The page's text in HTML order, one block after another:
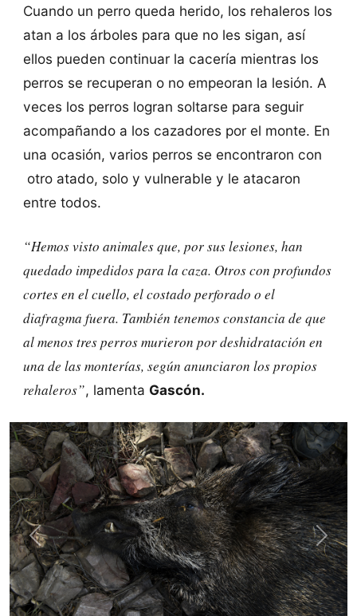
Cuando un perro queda herido, los rehaleros los
atan a los árboles para que no les sigan, así
ellos pueden continuar la cacería mientras los
perros se recuperan o no empeoran la lesión. A
veces los perros logran soltarse para seguir
acompañando a los cazadores por el monte. En
una ocasión, varios perros se encontraron con
otro atado, solo y vulnerable y le atacaron
entre todos.
“Hemos visto animales que, por sus lesiones, han
quedado impedidos para la caza. Otros con profundos
cortes en el cuello, el costado perforado o el
diafragma fuera. También tenemos constancia de que
al menos tres perros murieron por deshidratación en
una de las monterías, según anunciaron los propios
rehaleros”, lamenta Gascón.
Previous Next